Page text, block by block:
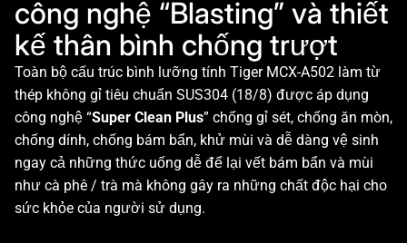
công nghệ “Blasting” và thiết
kế thân bình chống trượt
Toàn bộ cấu trúc bình lưỡng tính Tiger MCX-A502 làm từ
thép không gỉ tiêu chuẩn SUS304 (18/8) được áp dụng
công nghệ “Super Clean Plus” chống gỉ sét, chống ăn mòn,
chống dính, chống bám bẩn, khử mùi và dễ dàng vệ sinh
ngay cả những thức uống dễ để lại vết bám bẩn và mùi
như cà phê / trà mà không gây ra những chất độc hại cho
sức khỏe của người sử dụng.